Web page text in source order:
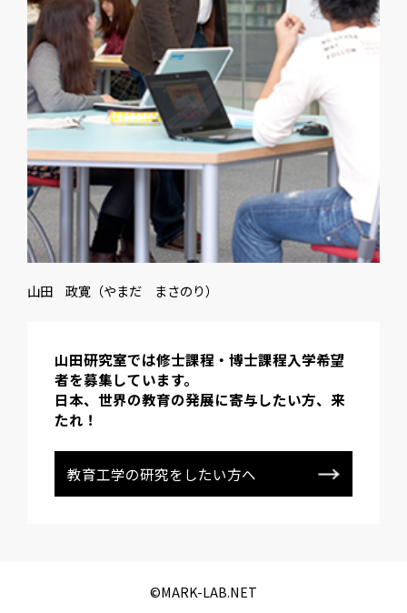
山田研究室では修士課程・博士課程入学希望
者を募集しています。
日本、世界の教育の発展に寄与したい方、来
たれ！
教育工学の研究をしたい方へ
山田 政寛（やまだ まさのり）
©️MARK-LAB.NET